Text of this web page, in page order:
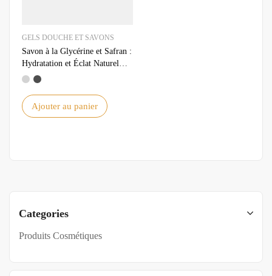
Categories
Produits Cosmétiques
GELS DOUCHE ET SAVONS
Savon à la Glycérine et Safran :
Hydratation et Éclat Naturel
pour Votre Peau
Ajouter au panier